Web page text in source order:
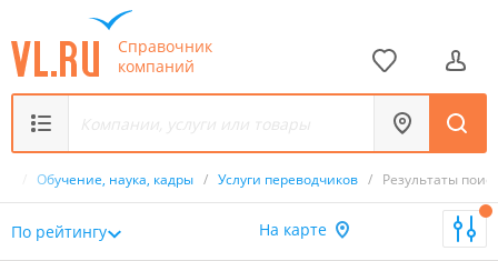
Справочник
компаний
Обучение, наука, кадры / Услуги переводчиков / Результаты
По рейтингу На карте